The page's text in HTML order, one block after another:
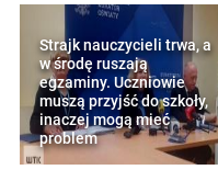
Strajk nauczycieli trwa, a
w środę ruszają
egzaminy. Uczniowie
muszą przyjść do szkoły,
inaczej mogą mieć
problem